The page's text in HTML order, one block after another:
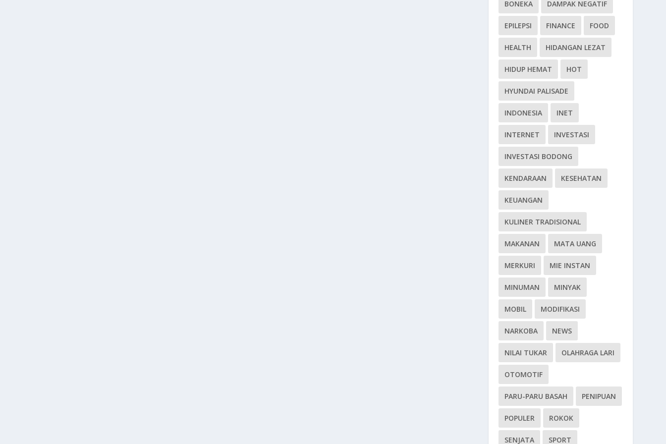
BONEKA DAMPAK NEGATIF
EPILEPSI FINANCE FOOD
HEALTH HIDANGAN LEZAT
HIDUP HEMAT HOT
HYUNDAI PALISADE
INDONESIA INET
INTERNET INVESTASI
INVESTASI BODONG
KENDARAAN KESEHATAN
KEUANGAN
KULINER TRADISIONAL
MAKANAN MATA UANG
MERKURI MIE INSTAN
MINUMAN MINYAK
MOBIL MODIFIKASI
NARKOBA NEWS
NILAI TUKAR OLAHRAGA LARI
OTOMOTIF
PARU-PARU BASAH PENIPUAN
POPULER ROKOK
SENJATA SPORT